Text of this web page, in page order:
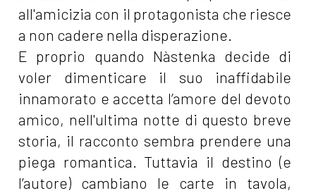
all'amicizia con il protagonista che riesce
a non cadere nella disperazione.
E proprio quando Nàstenka decide di
voler dimenticare il suo inaffidabile
innamorato e accetta l’amore del devoto
amico, nell'ultima notte di questo breve
storia, il racconto sembra prendere una
piega romantica. Tuttavia il destino (e
l’autore) cambiano le carte in tavola,